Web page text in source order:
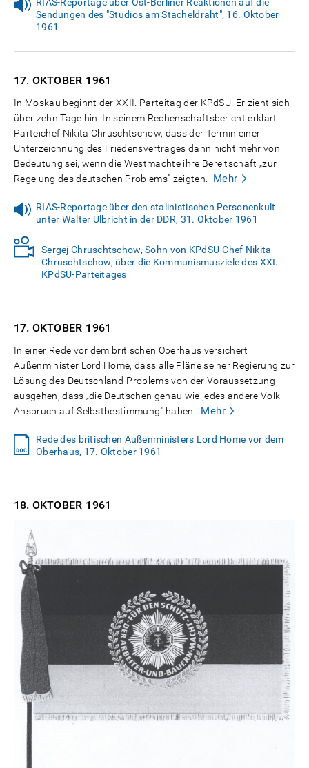
Sendungen des "Studios am Stacheldraht", 16. Oktober
1961
17. OKTOBER 1961
In Moskau beginnt der XXII. Parteitag der KPdSU. Er zieht sich
über zehn Tage hin. In seinem Rechenschaftsbericht erklärt
Parteichef Nikita Chruschtschow, dass der Termin einer
Unterzeichnung des Friedensvertrages dann nicht mehr von
Bedeutung sei, wenn die Westmächte ihre Bereitschaft „zur
Regelung des deutschen Problems" zeigten.
Mehr
RIAS-Reportage über den stalinistischen Personenkult
unter Walter Ulbricht in der DDR, 31. Oktober 1961
Sergej Chruschtschow, Sohn von KPdSU-Chef Nikita
Chruschtschow, über die Kommunismusziele des XXI.
KPdSU-Parteitages
17. OKTOBER 1961
In einer Rede vor dem britischen Oberhaus versichert
Außenminister Lord Home, dass alle Pläne seiner Regierung zur
Lösung des Deutschland-Problems von der Voraussetzung
ausgehen, dass „die Deutschen genau wie jedes andere Volk
Anspruch auf Selbstbestimmung" haben.
Mehr
Rede des britischen Außenministers Lord Home vor dem
Oberhaus, 17. Oktober 1961
18. OKTOBER 1961